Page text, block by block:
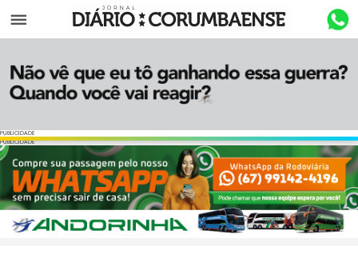
Menu
PUBLICIDADE
PUBLICIDADE